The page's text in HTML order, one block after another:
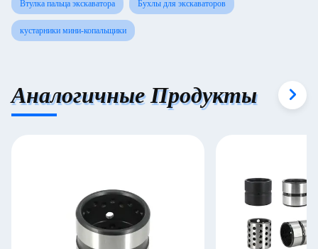
Втулка пальца экскаватора Бухлы для экскаваторов
кустарники мини-копальщики
Аналогичные Продукты